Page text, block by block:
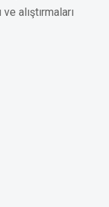
alıştırmaları